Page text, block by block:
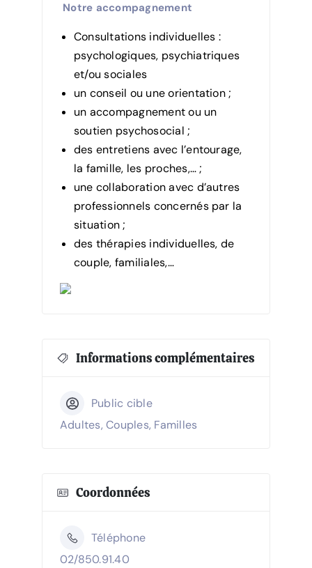
Notre accompagnement
Consultations individuelles :
psychologiques, psychiatriques
et/ou sociales
un conseil ou une orientation ;
un accompagnement ou un
soutien psychosocial ;
des entretiens avec l’entourage,
la famille, les proches,… ;
une collaboration avec d’autres
professionnels concernés par la
situation ;
des thérapies individuelles, de
couple, familiales,…
Informations complémentaires
Public cible
Adultes, Couples, Familles
Coordonnées
Téléphone
02/850.91.40